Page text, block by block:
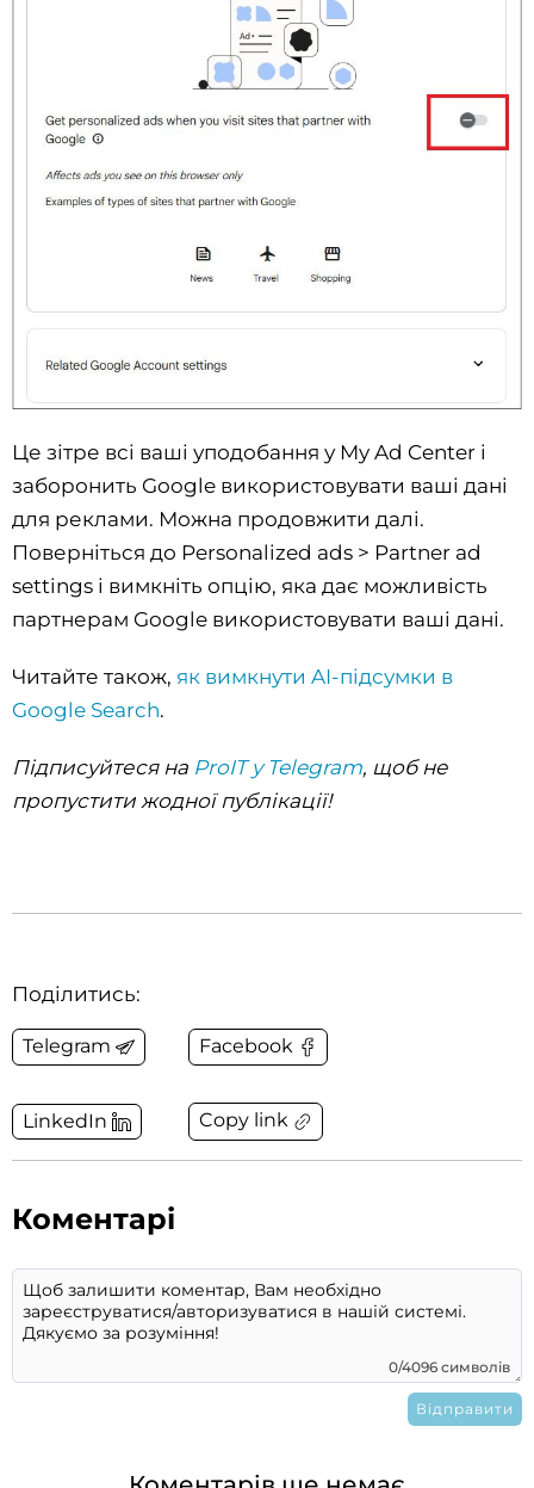
Це зітре всі ваші уподобання у My Ad Center і
заборонить Google використовувати ваші дані
для реклами. Можна продовжити далі.
Поверніться до Personalized ads > Partner ad
settings і вимкніть опцію, яка дає можливість
партнерам Google використовувати ваші дані.
Читайте також, як вимкнути AI-підсумки в
Google Search.
Підписуйтеся на ProIT у Telegram, щоб не
пропустити жодної публікації!
Поділитись:
Telegram Facebook
LinkedIn Copy link
Коментарі
0/4096 символів